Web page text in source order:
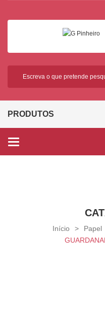
PRODUTOS
Categories
Início > Papel